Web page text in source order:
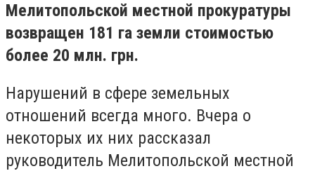
Мелитопольской местной прокуратуры
возвращен 181 га земли стоимостью
более 20 млн. грн.
Нарушений в сфере земельных
отношений всегда много. Вчера о
некоторых их них рассказал
руководитель Мелитопольской местной